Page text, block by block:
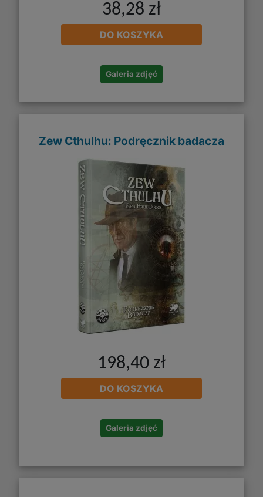
38,28 zł
DO KOSZYKA
Galeria zdjęć
Zew Cthulhu: Podręcznik badacza
198,40 zł
DO KOSZYKA
Galeria zdjęć